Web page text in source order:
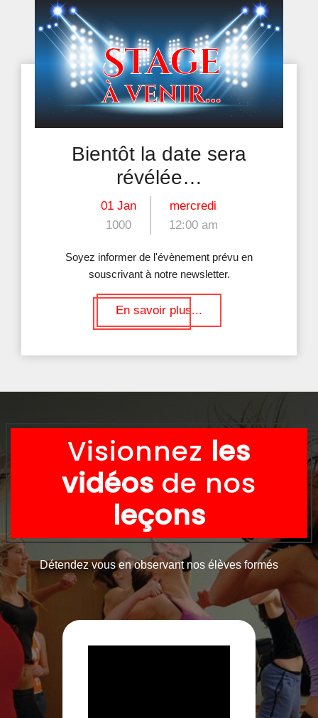
Bientôt la date sera
révélée…
01 Jan
1000
mercredi
12:00 am
Soyez informer de l'évènement prévu en
souscrivant à notre newsletter.
En savoir plus...
Visionnez les
vidéos de nos
leçons
Détendez vous en observant nos élèves formés